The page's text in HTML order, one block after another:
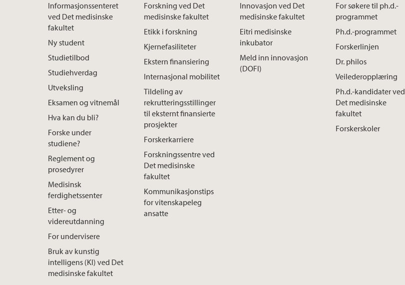
Informasjonssenteret
ved Det medisinske
fakultet
Ny student
Studietilbod
Studiehverdag
Utveksling
Eksamen og vitnemål
Hva kan du bli?
Forske under
studiene?
Reglement og
prosedyrer
Medisinsk
ferdighetssenter
Etter- og
videreutdanning
For undervisere
Bruk av kunstig
intelligens (KI) ved Det
medisinske fakultet
Forskning ved Det
medisinske fakultet
Etikk i forskning
Kjernefasiliteter
Ekstern finansiering
Internasjonal mobilitet
Tildeling av
rekrutteringsstillinger
til eksternt finansierte
prosjekter
Forskerkarriere
Forskningssentre ved
Det medisinske
fakultet
Kommunikasjonstips
for vitenskapeleg
ansatte
Innovasjon ved Det
medisinske fakultet
Eitri medisinske
inkubator
Meld inn innovasjon
(DOFI)
For søkere til ph.d.-
programmet
Ph.d.-programmet
Forskerlinjen
Dr. philos
Veilederopplæring
Ph.d.-kandidater ved
Det medisinske
fakultet
Forskerskoler